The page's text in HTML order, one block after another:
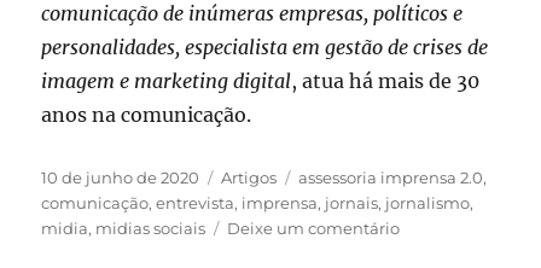
comunicação de inúmeras empresas, políticos e
personalidades, especialista em gestão de crises de
imagem e marketing digital, atua há mais de 30
anos na comunicação.
Publicado
em
10 de junho de 2020 Categorias
Artigos Tags
assessoria imprensa 2.0,
comunicação,entrevista, imprensa, jornais, jornalismo,
midia, midias sociais Deixe um comentárioem